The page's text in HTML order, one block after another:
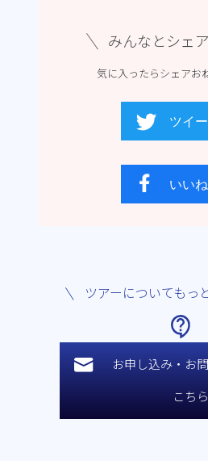
みんなとシェ
気に入ったらシェアお
ツアーについてもっ
お申し込み・お
こちら